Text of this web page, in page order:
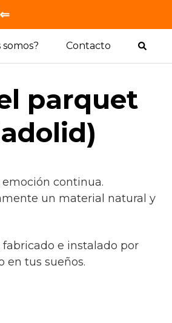
Contacto
parquet
continua.
un material natural y
e instalado por
en tus sueños.